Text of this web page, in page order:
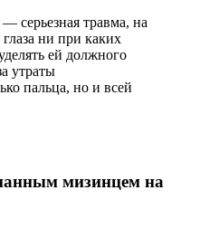
серьезная травма, на
ни при каких
ей должного
утраты
пальца, но и всей
мизинцем на